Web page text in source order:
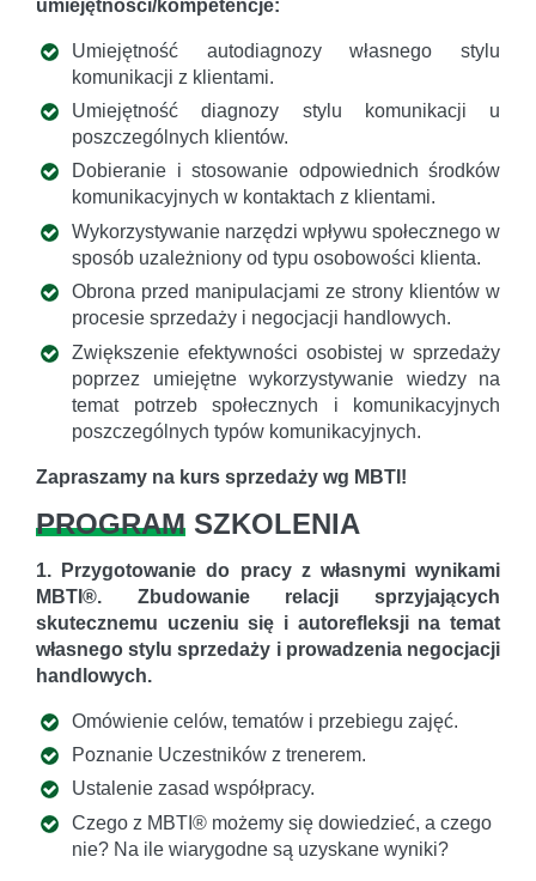
umiejętności/kompetencje:
Umiejętność autodiagnozy własnego stylu
komunikacji z klientami.
Umiejętność diagnozy stylu komunikacji u
poszczególnych klientów.
Dobieranie i stosowanie odpowiednich środków
komunikacyjnych w kontaktach z klientami.
Wykorzystywanie narzędzi wpływu społecznego w
sposób uzależniony od typu osobowości klienta.
Obrona przed manipulacjami ze strony klientów w
procesie sprzedaży i negocjacji handlowych.
Zwiększenie efektywności osobistej w sprzedaży
poprzez umiejętne wykorzystywanie wiedzy na
temat potrzeb społecznych i komunikacyjnych
poszczególnych typów komunikacyjnych.
Zapraszamy na kurs sprzedaży wg MBTI!
PROGRAM SZKOLENIA
1. Przygotowanie do pracy z własnymi wynikami
MBTI®. Zbudowanie relacji sprzyjających
skutecznemu uczeniu się i autorefleksji na temat
własnego stylu sprzedaży i prowadzenia negocjacji
handlowych.
Omówienie celów, tematów i przebiegu zajęć.
Poznanie Uczestników z trenerem.
Ustalenie zasad współpracy.
Czego z MBTI® możemy się dowiedzieć, a czego
nie? Na ile wiarygodne są uzyskane wyniki?